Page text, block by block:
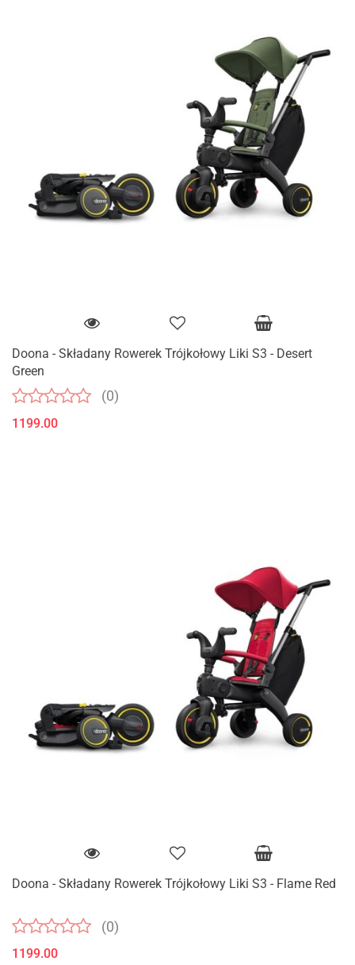
Doona - Składany Rowerek Trójkołowy Liki S3 - Desert
Green
(0)
1199.00
Doona - Składany Rowerek Trójkołowy Liki S3 - Flame Red
(0)
1199.00